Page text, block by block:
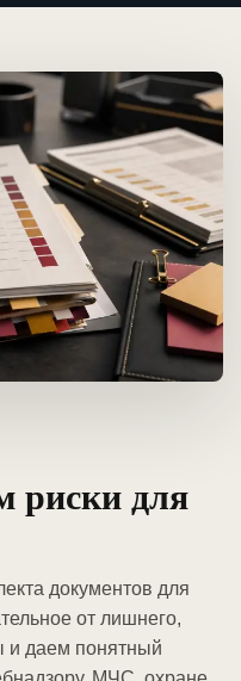
риски для
документов для
от лишнего,
и даем понятный